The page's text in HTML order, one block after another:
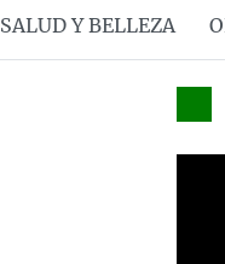
SALUD Y BELLEZA